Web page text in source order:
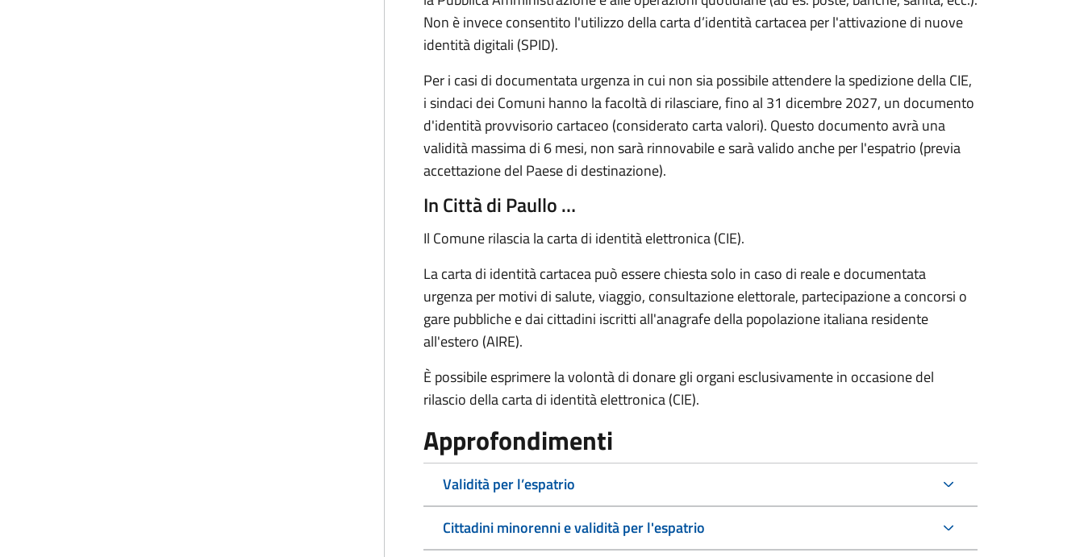
Non è invece consentito l'utilizzo della carta d’identità cartacea per l'attivazione di nuove
identità digitali (SPID).
Per i casi di documentata urgenza in cui non sia possibile attendere la spedizione della CIE,
i sindaci dei Comuni hanno la facoltà di rilasciare, fino al 31 dicembre 2027, un documento
d'identità provvisorio cartaceo (considerato carta valori). Questo documento avrà una
validità massima di 6 mesi, non sarà rinnovabile e sarà valido anche per l'espatrio (previa
accettazione del Paese di destinazione).
In Città di Paullo …
Il Comune rilascia la carta di identità elettronica (CIE).
La carta di identità cartacea può essere chiesta solo in caso di reale e documentata
urgenza per motivi di salute, viaggio, consultazione elettorale, partecipazione a concorsi o
gare pubbliche e dai cittadini iscritti all'anagrafe della popolazione italiana residente
all'estero (AIRE).
È possibile esprimere la volontà di donare gli organi esclusivamente in occasione del
rilascio della carta di identità elettronica (CIE).
Approfondimenti
Validità per l’espatrio
Cittadini minorenni e validità per l'espatrio